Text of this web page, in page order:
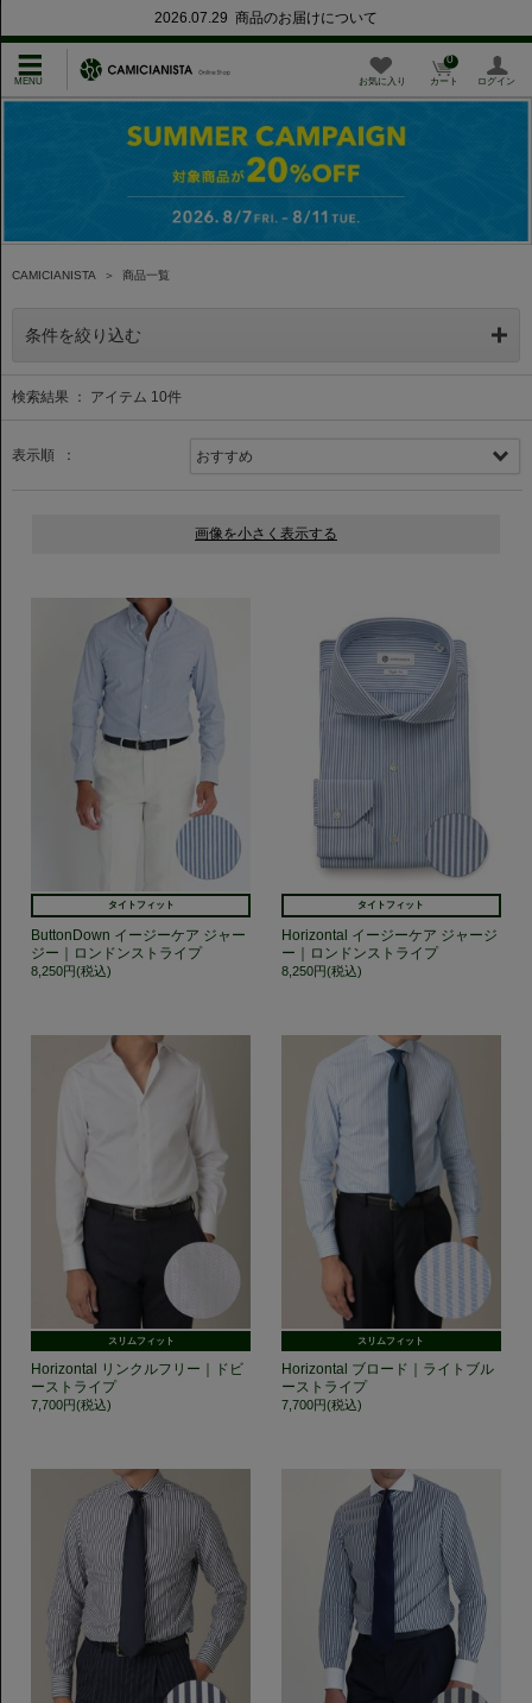
2026.07.29 商品のお届けについて
お気に入り カート
0
ログイン
CAMICIANISTA ＞ 商品一覧
条件を絞り込む
検索結果 ： アイテム 10件
表示順 ：
タイトフィット
ButtonDown イージーケア ジャー
ジー｜ロンドンストライプ
8,250円(税込)
タイトフィット
Horizontal イージーケア ジャージ
ー｜ロンドンストライプ
8,250円(税込)
スリムフィット
Horizontal リンクルフリー｜ドビ
ーストライプ
7,700円(税込)
スリムフィット
Horizontal ブロード｜ライトブル
ーストライプ
7,700円(税込)